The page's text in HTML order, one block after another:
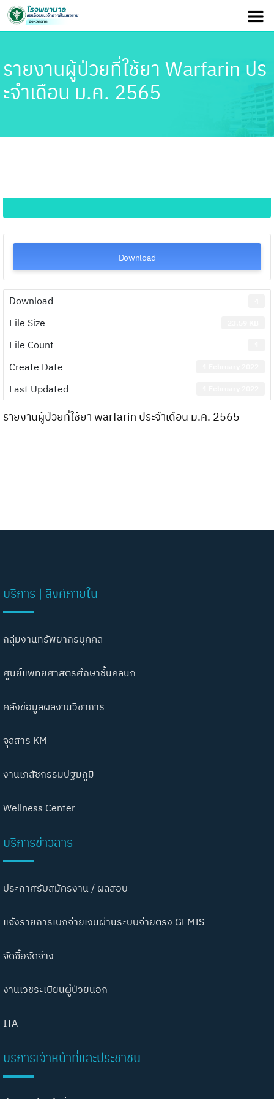
รายงานผู้ป่วยที่ใช้ยา Warfarin ปร
ะจำเดือน ม.ค. 2565
Download
Download
File Size
File Count
Create Date
Last Updated
รายงานผู้ป่วยที่ใช้ยา warfarin ประจำเดือน ม.ค. 2565
บริการ | ลิงค์ภายใน
กลุ่มงานทรัพยากรบุคคล
ศูนย์แพทยศาสตรศึกษาชั้นคลินิก
คลังข้อมูลผลงานวิชาการ
จุลสาร KM
งานเภสัชกรรมปฐมภูมิ
Wellness Center
บริการข่าวสาร
ประกาศรับสมัครงาน / ผลสอบ
แจ้งรายการเบิกจ่ายเงินผ่านระบบจ่ายตรง GFMIS
จัดซื้อจัดจ้าง
งานเวชระเบียนผู้ป่วยนอก
ITA
บริการเจ้าหน้าที่และประชาชน